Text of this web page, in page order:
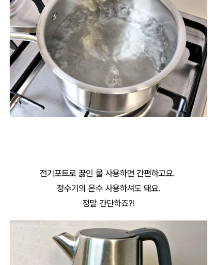
전기포트로 끓인 물 사용하면 간편하고요.
정수기의 온수 사용하셔도 돼요.
정말 간단하죠?!